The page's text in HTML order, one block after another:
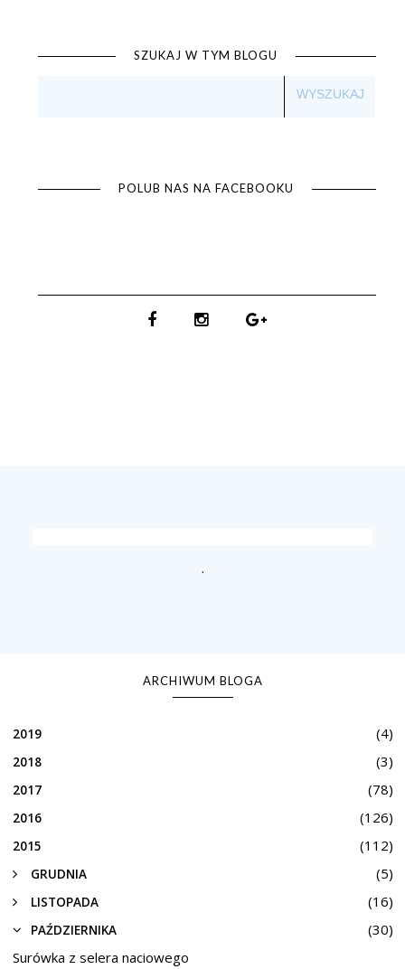
SZUKAJ W TYM BLOGU
POLUB NAS NA FACEBOOKU
.
ARCHIWUM BLOGA
2019 (4)
2018 (3)
2017 (78)
2016 (126)
2015 (112)
GRUDNIA (5)
LISTOPADA (16)
PAŹDZIERNIKA
(30)
Surówka z selera naciowego